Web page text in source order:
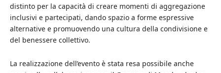
distinto per la capacità di creare momenti di aggregazione
inclusivi e partecipati, dando spazio a forme espressive
alternative e promuovendo una cultura della condivisione e
del benessere collettivo.
La realizzazione dell’evento è stata resa possibile anche